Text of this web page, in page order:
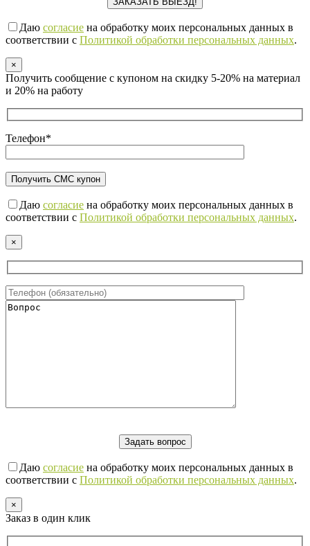
Даю согласие на обработку моих персональных данных в
соответствии с Политикой обработки персональных данных.
×
Получить сообщение с купоном на скидку 5-20% на материал
и 20% на работу
Телефон*
Даю согласие на обработку моих персональных данных в
соответствии с Политикой обработки персональных данных.
×
Даю согласие на обработку моих персональных данных в
соответствии с Политикой обработки персональных данных.
×
Заказ в один клик